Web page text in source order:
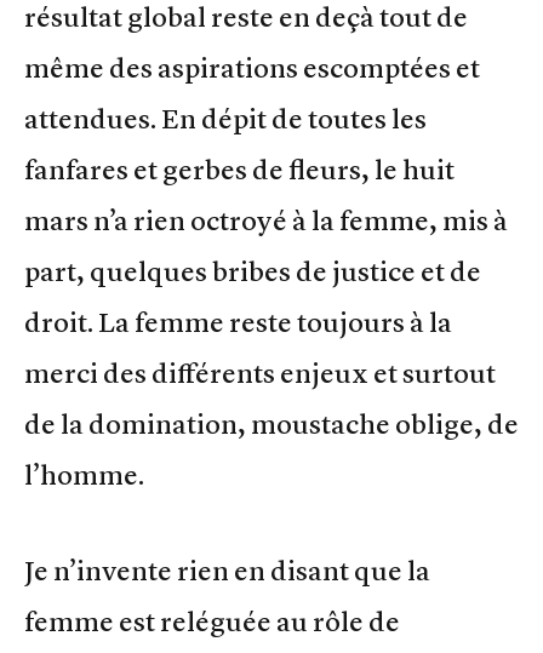
résultat global reste en deçà tout de
même des aspirations escomptées et
attendues. En dépit de toutes les
fanfares et gerbes de fleurs, le huit
mars n’a rien octroyé à la femme, mis à
part, quelques bribes de justice et de
droit. La femme reste toujours à la
merci des différents enjeux et surtout
de la domination, moustache oblige, de
l’homme.
Je n’invente rien en disant que la
femme est reléguée au rôle de